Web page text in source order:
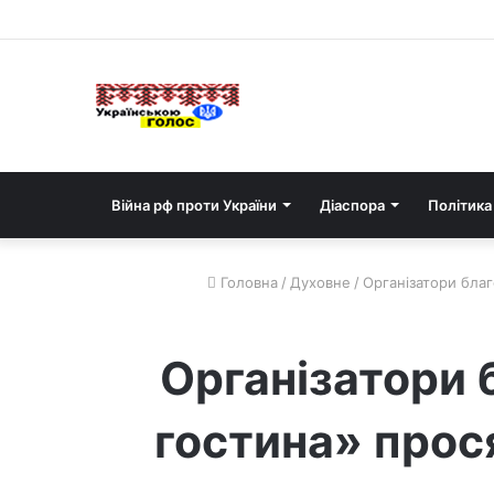
Війна рф проти України Діаспора Політика
Головна / Духовне / Організатори
Організатори
гостина»